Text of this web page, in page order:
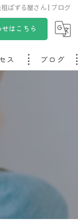
ぱずる屋さん | ブログ
はこちら
ス ブログ